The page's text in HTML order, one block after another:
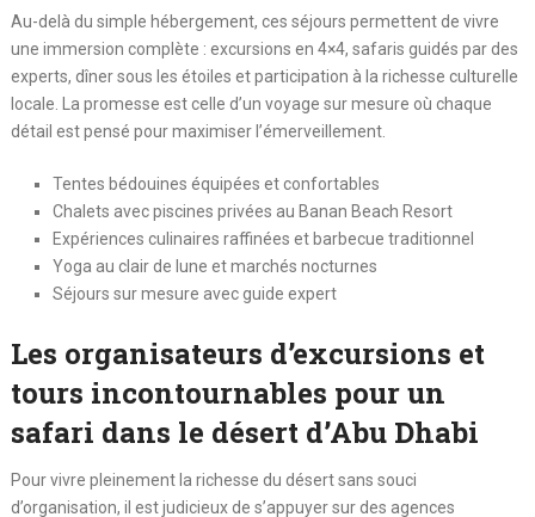
Au-delà du simple hébergement, ces séjours permettent de vivre
une immersion complète : excursions en 4×4, safaris guidés par des
experts, dîner sous les étoiles et participation à la richesse culturelle
locale. La promesse est celle d’un voyage sur mesure où chaque
détail est pensé pour maximiser l’émerveillement.
Tentes bédouines équipées et confortables
Chalets avec piscines privées au Banan Beach Resort
Expériences culinaires raffinées et barbecue traditionnel
Yoga au clair de lune et marchés nocturnes
Séjours sur mesure avec guide expert
Les organisateurs d’excursions et
tours incontournables pour un
safari dans le désert d’Abu Dhabi
Pour vivre pleinement la richesse du désert sans souci
d’organisation, il est judicieux de s’appuyer sur des agences